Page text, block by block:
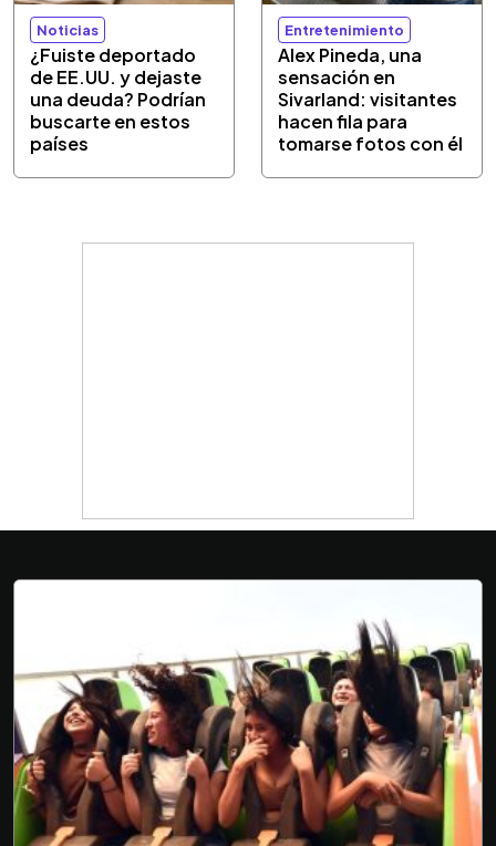
Noticias
¿Fuiste deportado
de EE.UU. y dejaste
una deuda? Podrían
buscarte en estos
países
Entretenimiento
Alex Pineda, una
sensación en
Sivarland: visitantes
hacen fila para
tomarse fotos con él